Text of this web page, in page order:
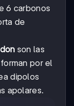
6 carbonos
de
son las
por el
dipolos
apolares.